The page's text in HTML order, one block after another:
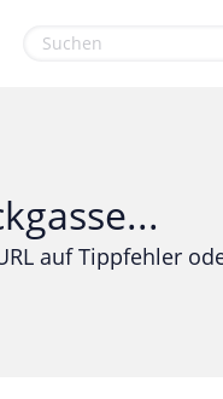
auf Tippfehler